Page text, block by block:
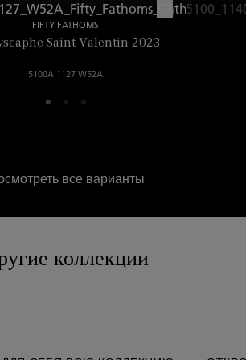
FIFTY FATHOMS
Saint Valentin 2023
5100A 1127 W52A
все варианты
коллекции